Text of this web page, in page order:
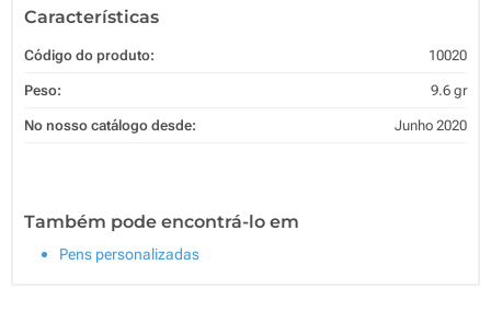
Características
Código do produto: 10020
Peso: 9.6 gr
No nosso catálogo desde: Junho 2020
Também pode encontrá-lo em
Pens personalizadas